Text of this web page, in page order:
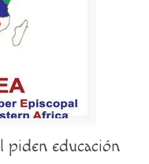
piden educación